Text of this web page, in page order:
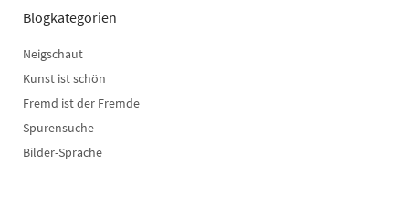
Blogkategorien
Neigschaut
Kunst ist schön
Fremd ist der Fremde
Spurensuche
Bilder-Sprache